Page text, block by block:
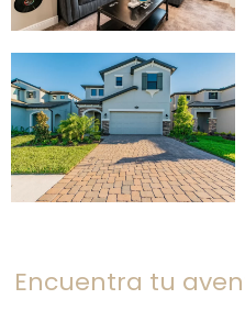
Encuentra tu